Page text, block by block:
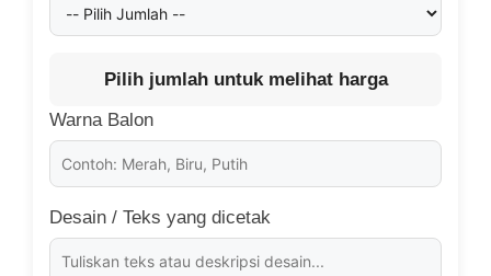
Pilih jumlah untuk melihat harga
Warna Balon
Desain / Teks yang dicetak